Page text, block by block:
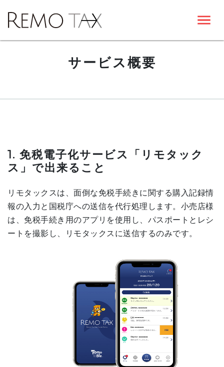
サービス概要
1. 免税電子化サービス「リモタック
ス」で出来ること
リモタックスは、面倒な免税手続きに関する購入記録情
報の入力と国税庁への送信を代行処理します。小売店様
は、免税手続き用のアプリを使用し、パスポートとレシ
ートを撮影し、リモタックスに送信するのみです。